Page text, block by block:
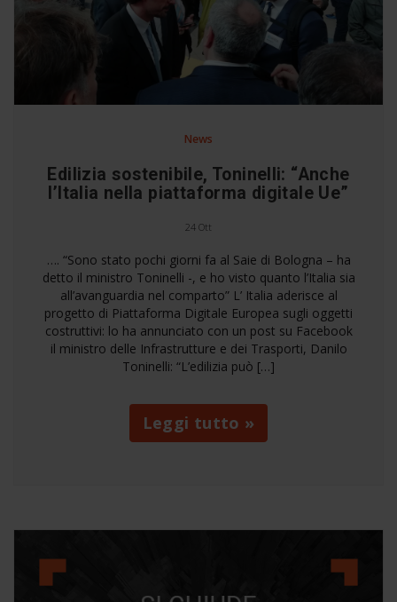
News
Edilizia sostenibile, Toninelli: “Anche
l’Italia nella piattaforma digitale Ue”
24 Ott
…. “Sono stato pochi giorni fa al Saie di Bologna – ha
detto il ministro Toninelli -, e ho visto quanto l’Italia sia
all’avanguardia nel comparto” L’ Italia aderisce al
progetto di Piattaforma Digitale Europea sugli oggetti
costruttivi: lo ha annunciato con un post su Facebook
il ministro delle Infrastrutture e dei Trasporti, Danilo
Toninelli: “L’edilizia può […]
Leggi tutto »